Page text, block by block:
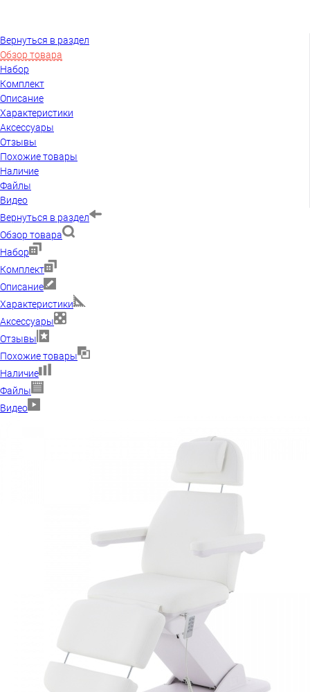
Вернуться в раздел
Обзор товара
Набор
Комплект
Описание
Характеристики
Аксессуары
Отзывы
Похожие товары
Наличие
Файлы
Видео
Вернуться в раздел
Обзор товара
Набор
Комплект
Описание
Характеристики
Аксессуары
Отзывы
Похожие товары
Наличие
Файлы
Видео